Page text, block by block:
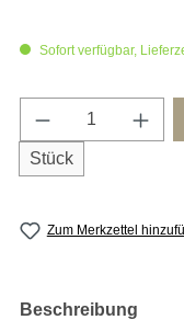
Sofort verfügbar,
Produkt
Stück
Zum Merkzettel
Beschreibung